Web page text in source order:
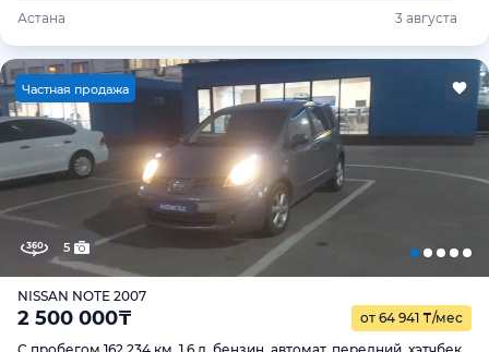
Астана 3 августа
Частная продажа
5
NISSAN NOTE 2007
2 500 000₸ от 64 941 ₸/мес